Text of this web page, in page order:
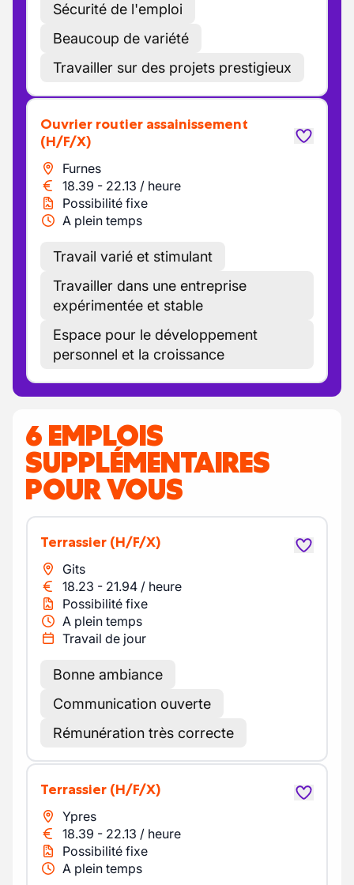
Sécurité de l'emploi
Beaucoup de variété
Travailler sur des projets prestigieux
Ouvrier routier assainissement
(H/F/X)
Furnes
18.39 - 22.13 / heure
Possibilité fixe
A plein temps
Travail varié et stimulant
Travailler dans une entreprise
expérimentée et stable
Espace pour le développement
personnel et la croissance
6 EMPLOIS
SUPPLÉMENTAIRES
POUR VOUS
Terrassier (H/F/X)
Gits
18.23 - 21.94 / heure
Possibilité fixe
A plein temps
Travail de jour
Bonne ambiance
Communication ouverte
Rémunération très correcte
Terrassier (H/F/X)
Ypres
18.39 - 22.13 / heure
Possibilité fixe
A plein temps